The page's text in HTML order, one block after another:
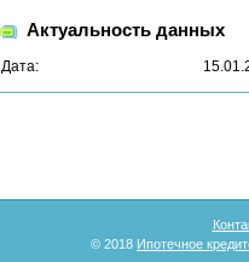
Актуальность данных
Дата:
© 2018 Ипотечное